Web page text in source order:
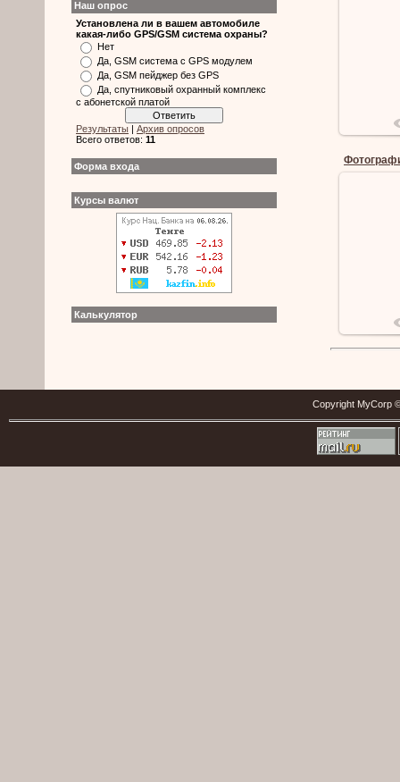
Наш опрос
Установлена ли в вашем автомобиле
какая-либо GPS/GSM система охраны?
Нет
Да, GSM система с GPS модулем
Да, GSM пейджер без GPS
Да, спутниковый охранный комплекс
с абонетской платой
Результаты | Архив опросов
Всего ответов: 11
Форма входа
Курсы валют
Калькулятор
Copyright MyCorp